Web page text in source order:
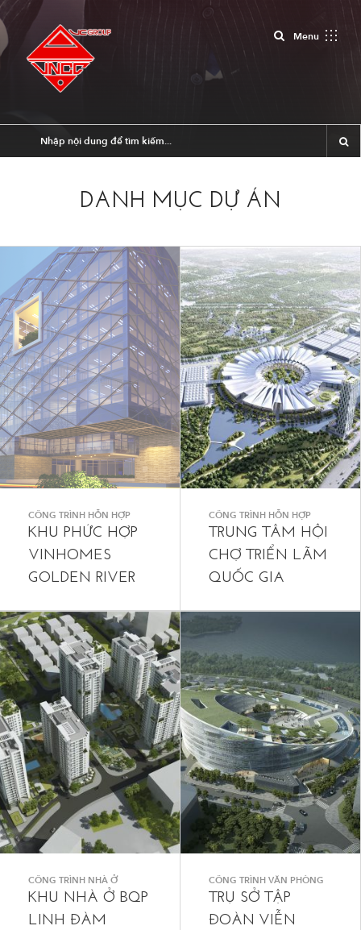
MenuClose
DANH MỤC DỰ ÁN
CÔNG TRÌNH HỖN HỢP
KHU PHỨC HỢP
VINHOMES
GOLDEN RIVER
CÔNG TRÌNH HỖN HỢP
TRUNG TÂM HỘI
CHỢ TRIỂN LÃM
QUỐC GIA
CÔNG TRÌNH NHÀ Ở
KHU NHÀ Ở BQP
LINH ĐÀM
CÔNG TRÌNH VĂN PHÒNG
TRỤ SỞ TẬP
ĐOÀN VIỄN